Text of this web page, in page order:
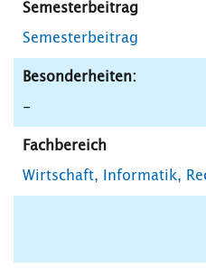
Semesterbeitrag
Semesterbeitrag
Besonderheiten:
-
Fachbereich
Wirtschaft, Informatik,